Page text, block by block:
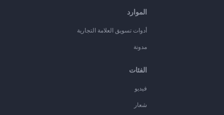
الموارد
أدوات تسويق العلامة التجارية
مدونة
الفئات
فيديو
شعار